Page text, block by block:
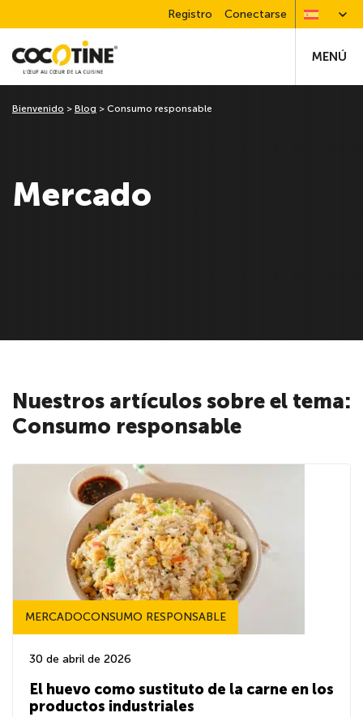
Registro Conectarse
MENÚ
Mercado
Bienvenido > Blog > Consumo responsable
Nuestros artículos sobre el tema:
Consumo responsable
MERCADOCONSUMO RESPONSABLE
30 de abril de 2026
El huevo como sustituto de la carne en los
productos industriales